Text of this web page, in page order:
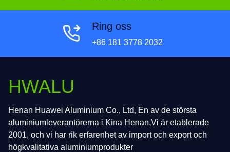
Ring oss
+86 181 3778 2032
HWALU
Henan Huawei Aluminium Co., Ltd, En av de största
aluminiumleverantörerna i Kina Henan,Vi är etablerade
2001, och vi har rik erfarenhet av import och export och
högkvalitativa aluminiumprodukter